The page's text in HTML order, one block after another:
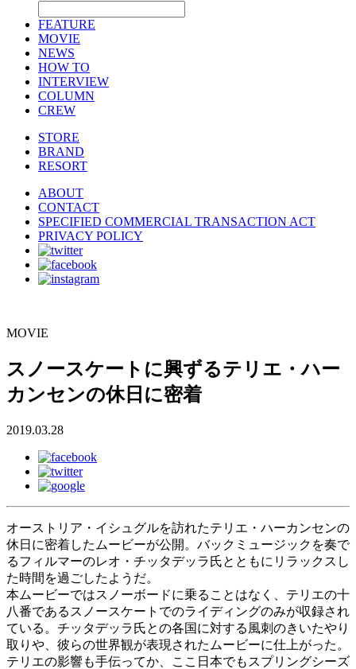
FEATURE
MOVIE
NEWS
HOW TO
INTERVIEW
COLUMN
CREW
STORE
BRAND
RESORT
ABOUT
CONTACT
SPECIFIED COMMERCIAL TRANSACTION ACT
PRIVACY POLICY
MOVIE
スノースケートに興ずるテリエ・ハー
カンセンの休日に密着
2019.03.28
オーストリア・イシュグルを訪れたテリエ・ハーカンセンの
休日に密着したムービーが公開。バックミュージックを奏で
るフィルマーのレオ・チッタデッラ氏とともにリラックスし
た時間を過ごしたようだ。
本ムービーではスノーボードに乗ることはなく、テリエの十
八番であるスノースケートでのライディングのみが収録され
ている。チッタデッラ氏との各国に対する風刺のきいたやり
取りや、彼らの世界観が表現されたムービーに仕上がった。
テリエの影響も手伝ってか、ここ日本でもスプリングシーズ